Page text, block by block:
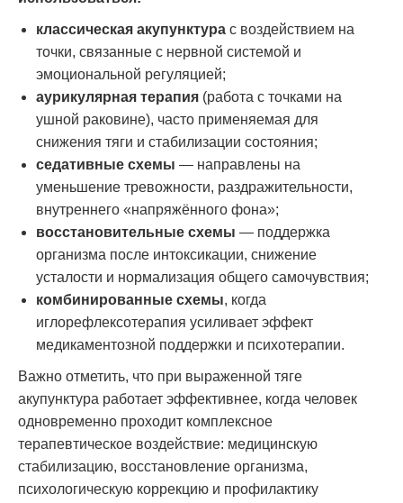
классическая акупунктура с воздействием на
точки, связанные с нервной системой и
эмоциональной регуляцией;
аурикулярная терапия (работа с точками на
ушной раковине), часто применяемая для
снижения тяги и стабилизации состояния;
седативные схемы — направлены на
уменьшение тревожности, раздражительности,
внутреннего «напряжённого фона»;
восстановительные схемы — поддержка
организма после интоксикации, снижение
усталости и нормализация общего самочувствия;
комбинированные схемы, когда
иглорефлексотерапия усиливает эффект
медикаментозной поддержки и психотерапии.
Важно отметить, что при выраженной тяге
акупунктура работает эффективнее, когда человек
одновременно проходит комплексное
терапевтическое воздействие: медицинскую
стабилизацию, восстановление организма,
психологическую коррекцию и профилактику